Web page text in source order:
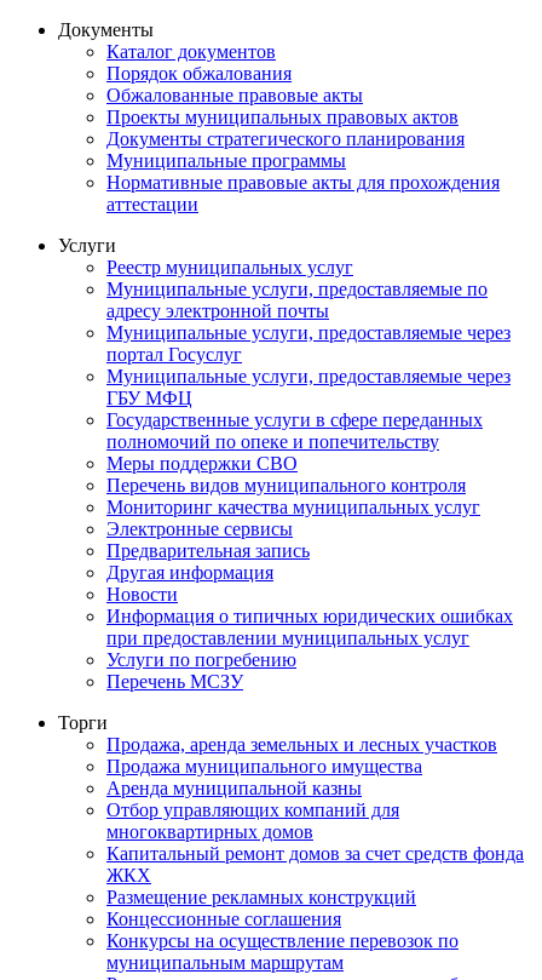
Документы
Каталог документов
Порядок обжалования
Обжалованные правовые акты
Проекты муниципальных правовых актов
Документы стратегического планирования
Муниципальные программы
Нормативные правовые акты для прохождения
аттестации
Услуги
Реестр муниципальных услуг
Муниципальные услуги, предоставляемые по
адресу электронной почты
Муниципальные услуги, предоставляемые через
портал Госуслуг
Муниципальные услуги, предоставляемые через
ГБУ МФЦ
Государственные услуги в сфере переданных
полномочий по опеке и попечительству
Меры поддержки СВО
Перечень видов муниципального контроля
Мониторинг качества муниципальных услуг
Электронные сервисы
Предварительная запись
Другая информация
Новости
Информация о типичных юридических ошибках
при предоставлении муниципальных услуг
Услуги по погребению
Перечень МСЗУ
Торги
Продажа, аренда земельных и лесных участков
Продажа муниципального имущества
Аренда муниципальной казны
Отбор управляющих компаний для
многоквартирных домов
Капитальный ремонт домов за счет средств фонда
ЖКХ
Размещение рекламных конструкций
Концессионные соглашения
Конкурсы на осуществление перевозок по
муниципальным маршрутам